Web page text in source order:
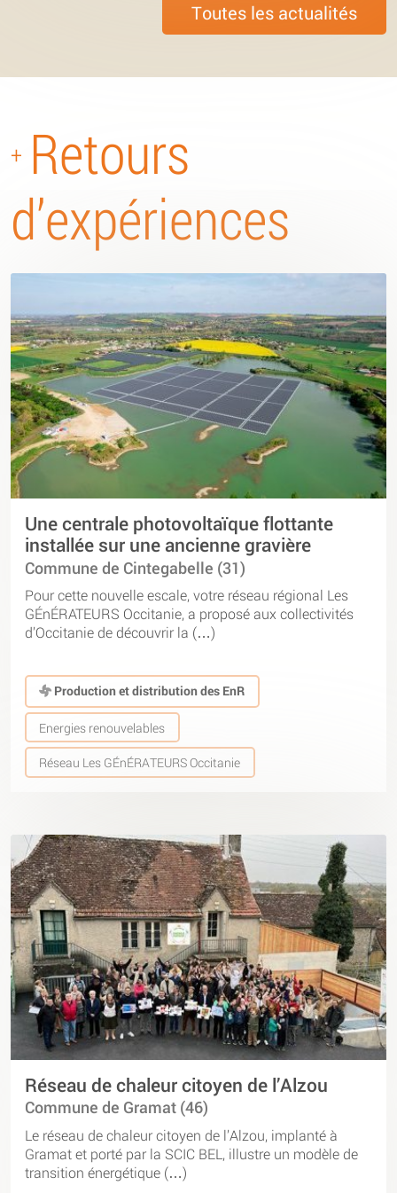
Toutes les actualités
+ Retours
d’expériences
Une centrale photovoltaïque flottante
installée sur une ancienne gravière
Commune de Cintegabelle (31)
Pour cette nouvelle escale, votre réseau régional Les
GÉnÉRATEURS Occitanie, a proposé aux collectivités
d’Occitanie de découvrir la (…)
Production et distribution des EnR
Energies renouvelables
Réseau Les GÉnÉRATEURS Occitanie
Réseau de chaleur citoyen de l’Alzou
Commune de Gramat (46)
Le réseau de chaleur citoyen de l’Alzou, implanté à
Gramat et porté par la SCIC BEL, illustre un modèle de
transition énergétique (…)